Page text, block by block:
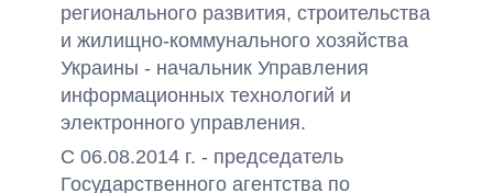
регионального развития, строительства
и жилищно-коммунального хозяйства
Украины - начальник Управления
информационных технологий и
электронного управления.
С 06.08.2014 г. - председатель
Государственного агентства по